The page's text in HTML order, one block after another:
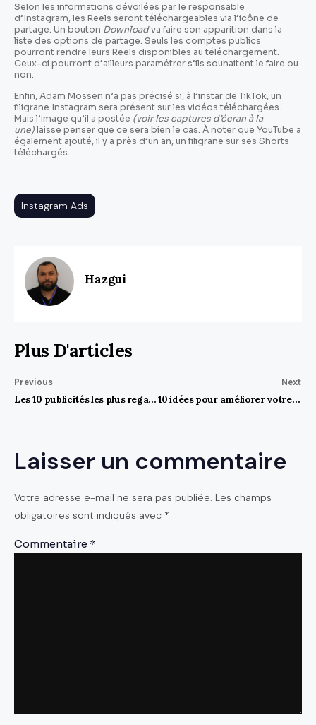
Selon les informations dévoilées par le responsable
d’Instagram, les Reels seront téléchargeables via l’icône de
partage. Un bouton Downloadva faire son apparition dans la
liste des options de partage. Seuls les comptes publics
pourront rendre leurs Reels disponibles au téléchargement.
Ceux-ci pourront d’ailleurs paramétrer s’ils souhaitent le faire ou
non.
Enfin, Adam Mosseri n’a pas précisé si, à l’instar de TikTok, un
filigrane Instagram sera présent sur les vidéos téléchargées.
Mais l’image qu’il a postée (voir les captures d’écran à la
une)laisse penser que ce sera bien le cas. À noter que YouTube a
également ajouté, il y a près d’un an, un filigrane sur ses Shorts
téléchargés.
Instagram Ads
Hazgui
Plus D'articles
Previous
Les 10 publicités les plus regardées sur YouTube
Next
10 idées pour améliorer votre service client en ligne
Laisser un commentaire
Votre adresse e-mail ne sera pas publiée. Les champs
obligatoires sont indiqués avec *
Commentaire*